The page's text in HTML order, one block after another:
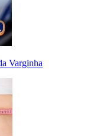
Varginha